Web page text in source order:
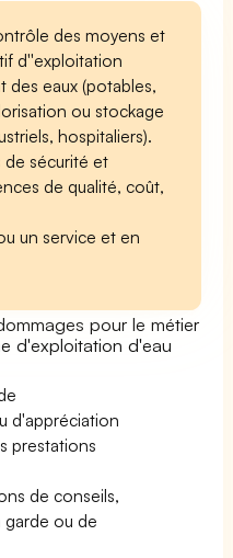
des moyens et
d''exploitation
des eaux (potables,
ou stockage
hospitaliers).
sécurité et
de qualité, coût,
un service et en
pour le métier
d'exploitation d'eau
d'appréciation
prestations
de conseils,
ou de